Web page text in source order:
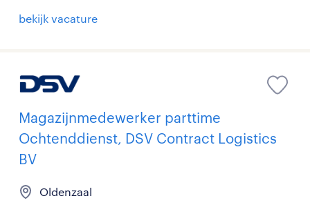
bekijk vacature
Magazijnmedewerker parttime
Ochtenddienst, DSV Contract Logistics
BV
Oldenzaal